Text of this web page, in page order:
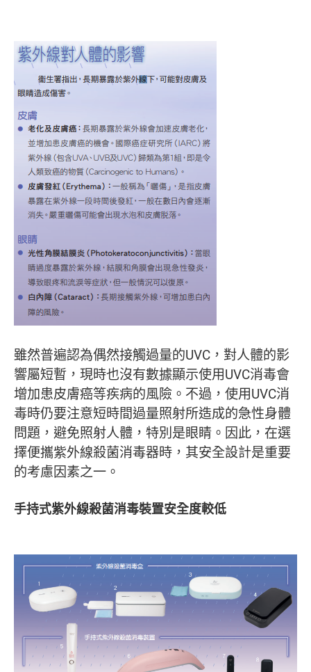
雖然普遍認為偶然接觸過量的UVC，對人體的影
響屬短暫，現時也沒有數據顯示使用UVC消毒會
增加患皮膚癌等疾病的風險。不過，使用UVC消
毒時仍要注意短時間過量照射所造成的急性身體
問題，避免照射人體，特別是眼睛。因此，在選
擇便攜紫外線殺菌消毒器時，其安全設計是重要
的考慮因素之一。
手持式紫外線殺菌消毒裝置安全度較低